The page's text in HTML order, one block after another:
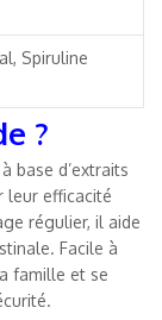
Spiruline
?
base d’extraits
leur efficacité
régulier, il aide
Facile à
famille et se